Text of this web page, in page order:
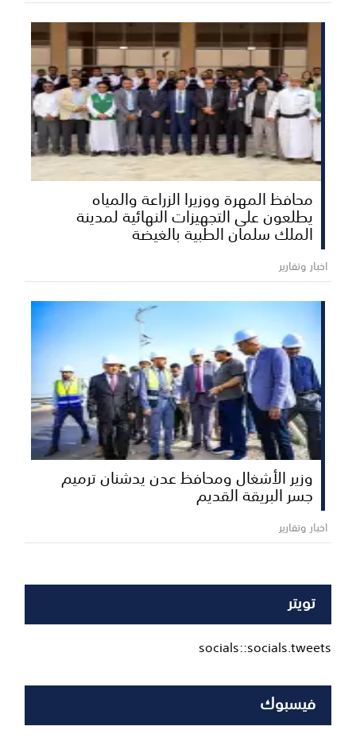
محافظ المهرة ووزيرا الزراعة والمياه
يطلعون على التجهيزات النهائية لمدينة
الملك سلمان الطبية بالغيضة
اخبار وتقارير
وزير الأشغال ومحافظ عدن يدشنان ترميم
جسر البريقة القديم
اخبار وتقارير
تويتر
socials::socials.tweets
فيسبوك